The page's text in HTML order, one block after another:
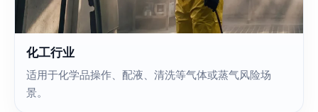
化工行业
适用于化学品操作、配液、清洗等气体或蒸气风险场
景。